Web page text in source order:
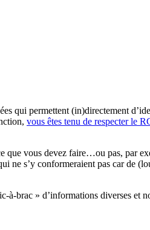
qui permettent (in)directement
vous êtes tenu de respecter le
que vous devez faire…ou pas, par
ne s’y conformeraient pas car de
à-brac » d’informations diverses et